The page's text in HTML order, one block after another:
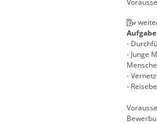
-
- Junge
-
-